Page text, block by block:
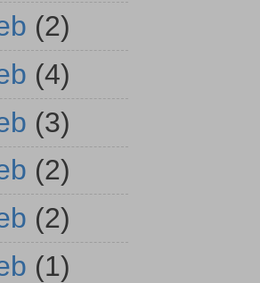
(2)
(4)
(3)
(2)
(2)
(1)